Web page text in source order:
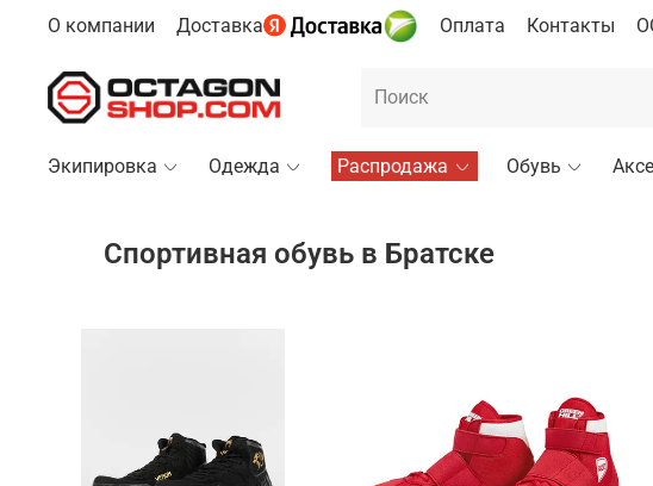
О компании Доставка Оплата Контакты
Экипировка Одежда Распродажа Обувь
Спортивная обувь в Братске